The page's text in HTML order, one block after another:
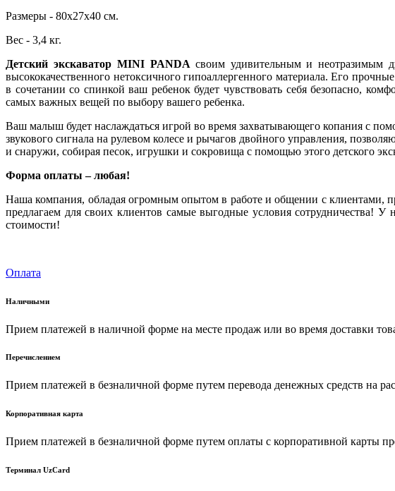
Размеры - 80х27х40 см.
Вес - 3,4 кг.
Детский экскаватор MINI PANDA своим удивительным и неотразимым
высококачественного нетоксичного гипоаллергенного материала. Его
в сочетании со спинкой ваш ребенок будет чувствовать себя безопасно,
самых важных вещей по выбору вашего ребенка.
Ваш малыш будет наслаждаться игрой во время захватывающего копания с
звукового сигнала на рулевом колесе и рычагов двойного управления,
и снаружи, собирая песок, игрушки и сокровища с помощью этого детского
Форма оплаты – любая!
Наша компания, обладая огромным опытом в работе и общении с
предлагаем для своих клиентов самые выгодные условия
стоимости!
Оплата
Наличными
Прием платежей в наличной форме на месте продаж или во время доставки
Перечислением
Прием платежей в безналичной форме путем перевода денежных средств на
Корпоративная карта
Прием платежей в безналичной форме путем оплаты с корпоративной карты
Терминал UzCard